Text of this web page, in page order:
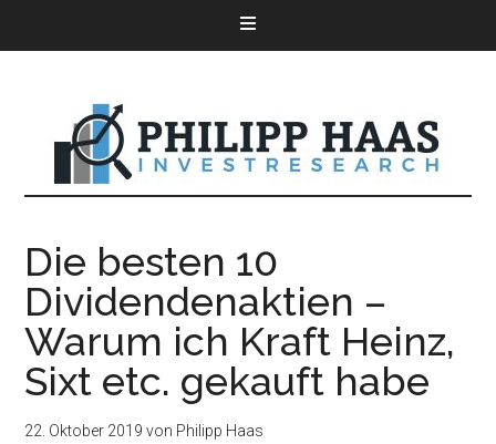
Die besten 10
Dividendenaktien –
Warum ich Kraft Heinz,
Sixt etc. gekauft habe
22. Oktober 2019 von Philipp Haas